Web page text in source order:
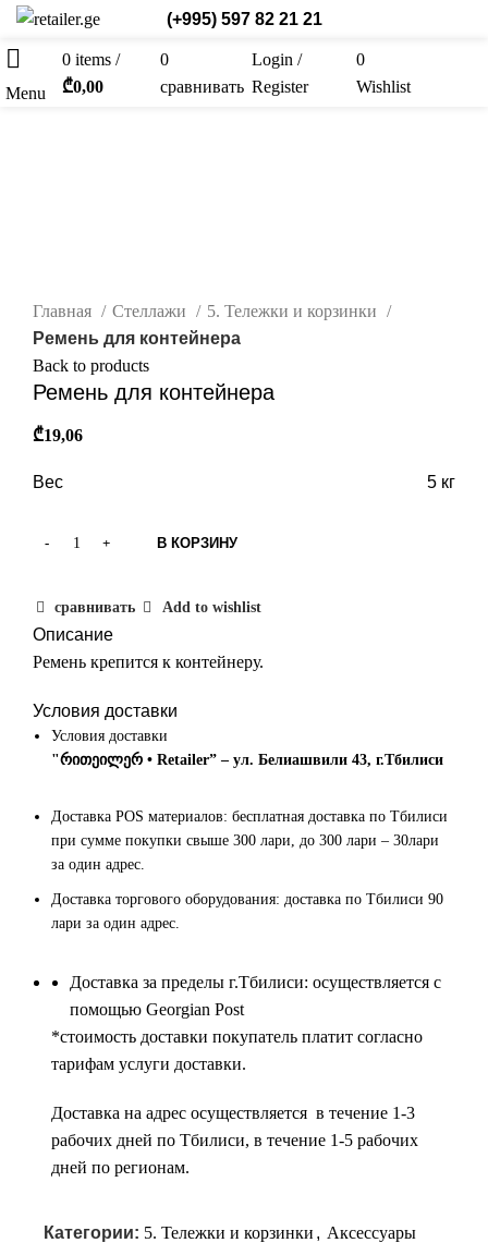
(+995) 597 82 21 21
Menu
0 items /
₾0,00
0
сравнивать
Login /
Register
0
Wishlist
Главная
Стеллажи
5. Тележки и корзинки
Ремень для контейнера
Back to products
Ремень для контейнера
₾19,06
Вес 5 кг
В КОРЗИНУ
сравнивать Add to wishlist
Описание
Ремень крепится к контейнеру.
Условия доставки
Условия доставки
"რითეილერ • Retailer” – ул. Белиашвили 43, г.Тбилиси
Доставка POS материалов: бесплатная доставка по Тбилиси
при сумме покупки свыше 300 лари, до 300 лари – 30лари
за один адрес.
Доставка торгового оборудования: доставка по Тбилиси 90
лари за один адрес.
Доставка за пределы г.Тбилиси: осуществляется с
помощью Georgian Post
*cтоимость доставки покупатель платит согласно
тарифам услуги доставки.
Доставка на адрес осуществляется в течение 1-3
рабочих дней по Тбилиси, в течение 1-5 рабочих
дней по регионам.
Категории: 5. Тележки и корзинки , Аксессуары